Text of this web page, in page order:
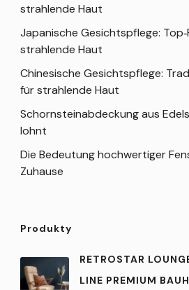
strahlende Haut
Japanische Gesichtspflege:
strahlende Haut
Chinesische Gesichtspflege:
für strahlende Haut
Schornsteinabdeckung aus
lohnt
Die Bedeutung hochwertiger
Zuhause
Produkty
RETROSTAR
LINE PREMIUM